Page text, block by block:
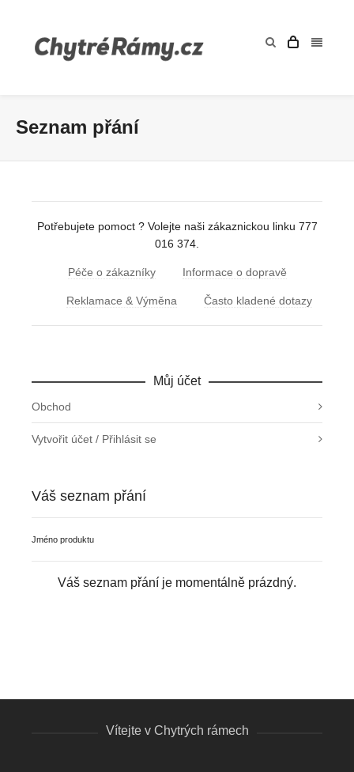
Seznam přání
Potřebujete pomoct ? Volejte naši zákaznickou linku 777
016 374.
Péče o zákazníky Informace o dopravě
Reklamace & Výměna Často kladené dotazy
Můj účet
Obchod
Vytvořit účet / Přihlásit se
Váš seznam přání
Jméno produktu
Váš seznam přání je momentálně prázdný.
Vítejte v Chytrých rámech